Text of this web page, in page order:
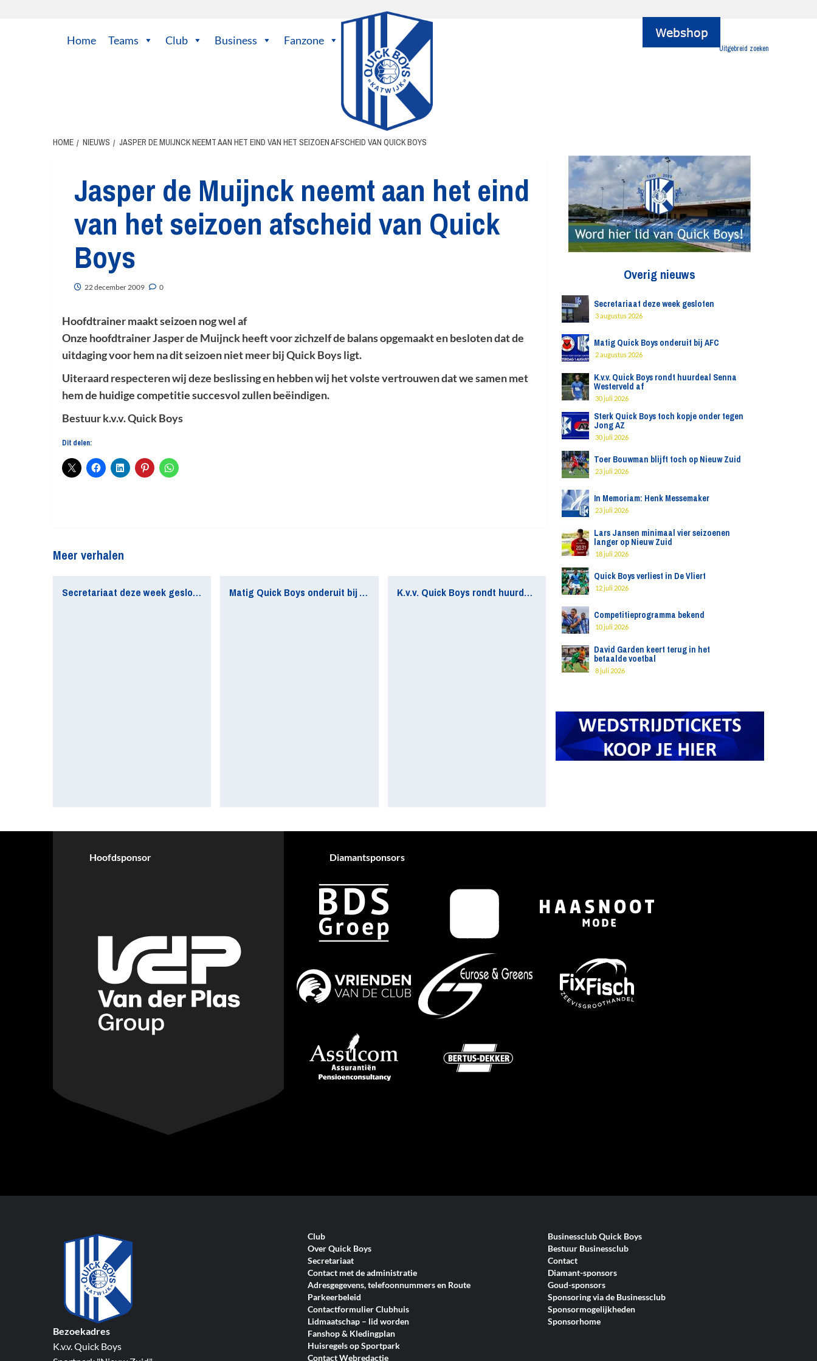
Home Teams Club Business Fanzone
Uitgebreid zoeken
HOME NIEUWS JASPER DE MUIJNCK NEEMT AAN HET EIND VAN HET SEIZOEN AFSCHEID VAN QUICK BOYS
Jasper de Muijnck neemt aan het eind
van het seizoen afscheid van Quick
Boys
22 december 2009 0
Hoofdtrainer maakt seizoen nog wel af
Onze hoofdtrainer Jasper de Muijnck heeft voor zichzelf de balans opgemaakt en besloten dat de
uitdaging voor hem na dit seizoen niet meer bij Quick Boys ligt.
Uiteraard respecteren wij deze beslissing en hebben wij het volste vertrouwen dat we samen met
hem de huidige competitie succesvol zullen beëindigen.
Bestuur k.v.v. Quick Boys
Dit delen:
Meer verhalen
Secretariaat deze week gesloten Matig Quick Boys onderuit bij AFC K.v.v. Quick Boys rondt huurdeal Senna Westerveld af
Overig nieuws
Secretariaat deze week gesloten
3 augustus 2026
Matig Quick Boys onderuit bij AFC
2 augustus 2026
K.v.v. Quick Boys rondt huurdeal Senna
Westerveld af
30 juli 2026
Sterk Quick Boys toch kopje onder tegen
Jong AZ
30 juli 2026
Toer Bouwman blijft toch op Nieuw Zuid
23 juli 2026
In Memoriam: Henk Messemaker
23 juli 2026
Lars Jansen minimaal vier seizoenen
langer op Nieuw Zuid
18 juli 2026
Quick Boys verliest in De Vliert
12 juli 2026
Competitieprogramma bekend
10 juli 2026
David Garden keert terug in het
betaalde voetbal
8 juli 2026
Hoofdsponsor Diamantsponsors
Bezoekadres
K.v.v. Quick Boys
Club
Over Quick Boys
Secretariaat
Contact met de administratie
Adresgegevens, telefoonnummers en Route
Parkeerbeleid
Contactformulier Clubhuis
Lidmaatschap – lid worden
Fanshop & Kledingplan
Huisregels op Sportpark
Contact Webredactie
Businessclub Quick Boys
Bestuur Businessclub
Contact
Diamant-sponsors
Goud-sponsors
Sponsoring via de Businessclub
Sponsormogelijkheden
Sponsorhome